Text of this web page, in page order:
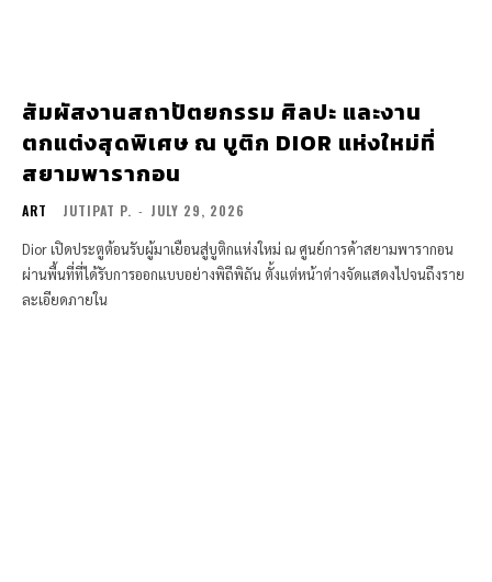
สัมผัสงานสถาปัตยกรรม ศิลปะ และงาน
ตกแต่งสุดพิเศษ ณ บูติก DIOR แห่งใหม่ที่
สยามพารากอน
ART JUTIPAT P. - JULY 29, 2026
Dior เปิดประตูต้อนรับผู้มาเยือนสู่บูติกแห่งใหม่ ณ ศูนย์การค้าสยามพารากอน
ผ่านพื้นที่ที่ได้รับการออกแบบอย่างพิถีพิถัน ตั้งแต่หน้าต่างจัดแสดงไปจนถึงราย
ละเอียดภายใน